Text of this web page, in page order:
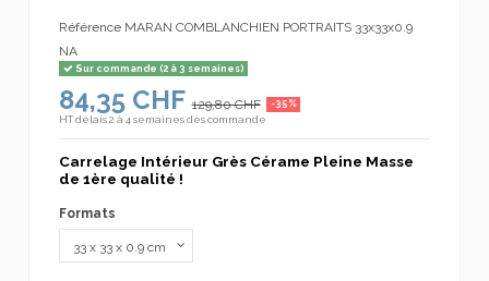
Référence MARAN COMBLANCHIEN PORTRAITS 33x33x0.9
NA
Sur commande (2 à 3 semaines)
84,35 CHF 129,80 CHF -35%
HTdélais 2 à 4 semaines dès commande
Carrelage Intérieur Grès Cérame Pleine Masse
de 1ère qualité !
Formats